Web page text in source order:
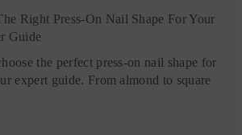
Right Press-On Nail Shape For Your
Guide
the perfect press-on nail shape for
expert guide. From almond to square